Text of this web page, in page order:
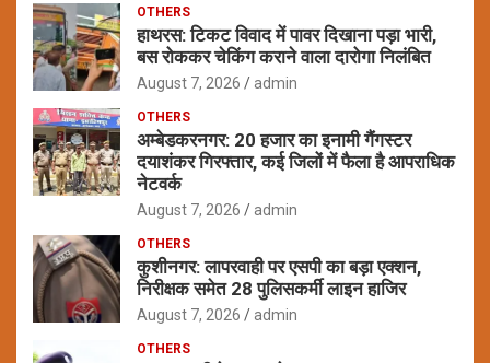
OTHERS
हाथरस: टिकट विवाद में पावर दिखाना पड़ा भारी,
बस रोककर चेकिंग कराने वाला दारोगा निलंबित
August 7, 2026 admin
OTHERS
अम्बेडकरनगर: 20 हजार का इनामी गैंगस्टर
दयाशंकर गिरफ्तार, कई जिलों में फैला है आपराधिक
नेटवर्क
August 7, 2026 admin
OTHERS
कुशीनगर: लापरवाही पर एसपी का बड़ा एक्शन,
निरीक्षक समेत 28 पुलिसकर्मी लाइन हाजिर
August 7, 2026 admin
OTHERS